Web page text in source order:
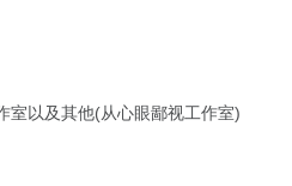
室以及其他(从心眼鄙视工作室)